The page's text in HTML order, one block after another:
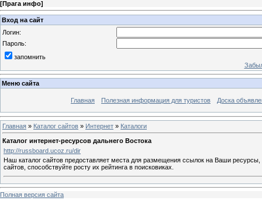
[Прага инфо]
Вход на сайт
Логин:
Пароль:
запомнить
Меню сайта
Главная Полезная информация для туристов Доска
Главная » Каталог сайтов » Интернет » Каталоги
Каталог интернет-ресурсов дальнего Востока
http://russboard.ucoz.ru/dir
Наш каталог сайтов предоставляет места для размещения ссылок на Ваши
сайтов, способствуйте росту их рейтинга в поисковиках.
Полная версия сайта